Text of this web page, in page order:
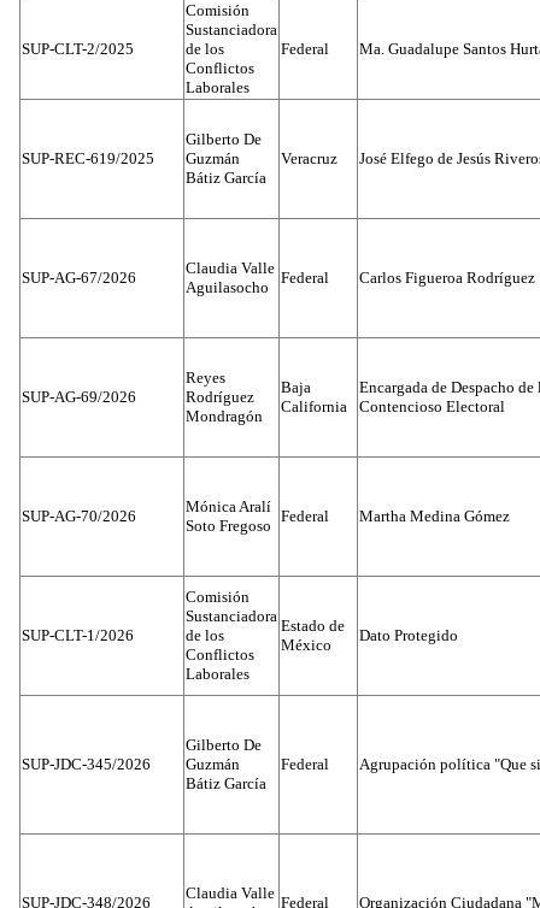
SUP-CLT-2/2025
Comisión
Sustanciadora
de los
Conflictos
Laborales
Federal Ma. Guadalupe Santos
SUP-REC-619/2025
Gilberto De
Guzmán
Bátiz García
Veracruz José Elfego de Jesús
SUP-AG-67/2026
Claudia Valle
Aguilasocho
Federal Carlos Figueroa Rodríguez
SUP-AG-69/2026
Reyes
Rodríguez
Mondragón
Baja
California
Encargada de Despacho
Contencioso Electoral
SUP-AG-70/2026
Mónica Aralí
Soto Fregoso
Federal Martha Medina Gómez
SUP-CLT-1/2026
Comisión
Sustanciadora
de los
Conflictos
Laborales
Estado de
México
Dato Protegido
SUP-JDC-345/2026
Gilberto De
Guzmán
Bátiz García
Federal Agrupación política "Que
SUP-JDC-348/2026
Claudia Valle
Federal Organización Ciudadana